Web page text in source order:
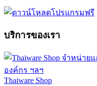
บริการของเรา
Thaiware Shop